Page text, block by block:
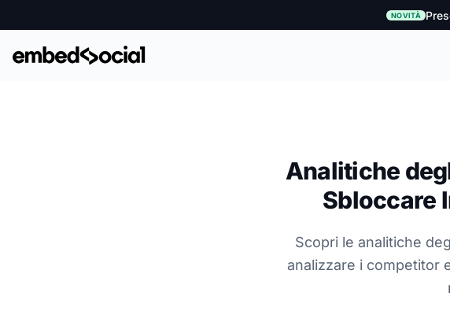
NOVITÀ
Analitiche
Sbloccare
Scopri le analitiche
analizzare i competitor